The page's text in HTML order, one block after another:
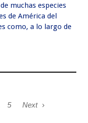
muchas especies
de América del
como, a lo largo de
5 Next